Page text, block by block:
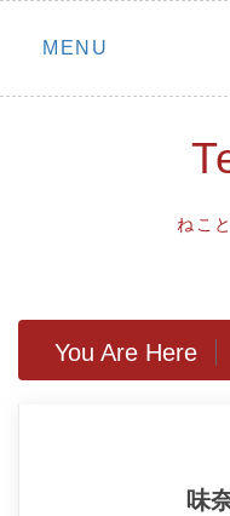
Skip
MENU
ねこ
You Are Here
味